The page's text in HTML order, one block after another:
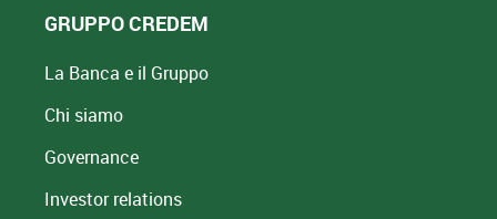
GRUPPO CREDEM
La Banca e il Gruppo
Chi siamo
Governance
Investor relations